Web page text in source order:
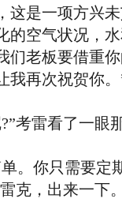
这是一项方兴
的空气状况，
们老板要借重
再次祝贺你。
雷看了一眼
你只需要定
克，出来一下